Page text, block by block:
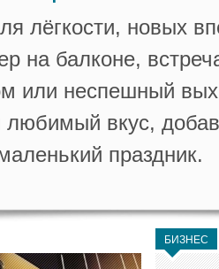
лёгкости, новых
на балконе,
или неспешный
любимый вкус,
праздник.
БИЗНЕС